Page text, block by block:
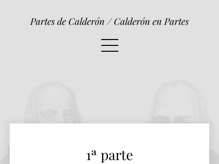
Partes de Calderón / Calderón en Partes
1ª parte